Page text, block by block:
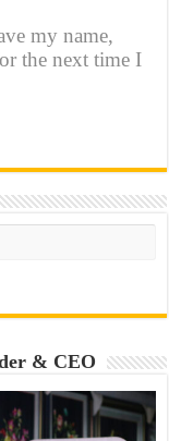
my name,
the next time I
& CEO